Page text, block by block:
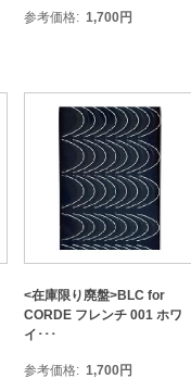
参考価格 1,700円
<在庫限り廃盤>BLC for
CORDE フレンチ 001 ホワ
イ･･･
参考価格 1,700円